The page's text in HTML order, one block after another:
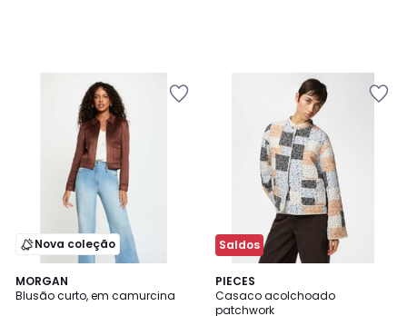
Nova coleção
MORGAN
Blusão curto, em camurcina
Saldos
PIECES
Casaco acolchoado
patchwork